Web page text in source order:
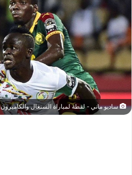
ساديو ماني - لقطة لمباراة السنغال والكاميرون